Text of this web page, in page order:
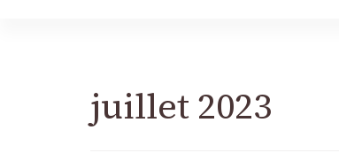
juillet 2023